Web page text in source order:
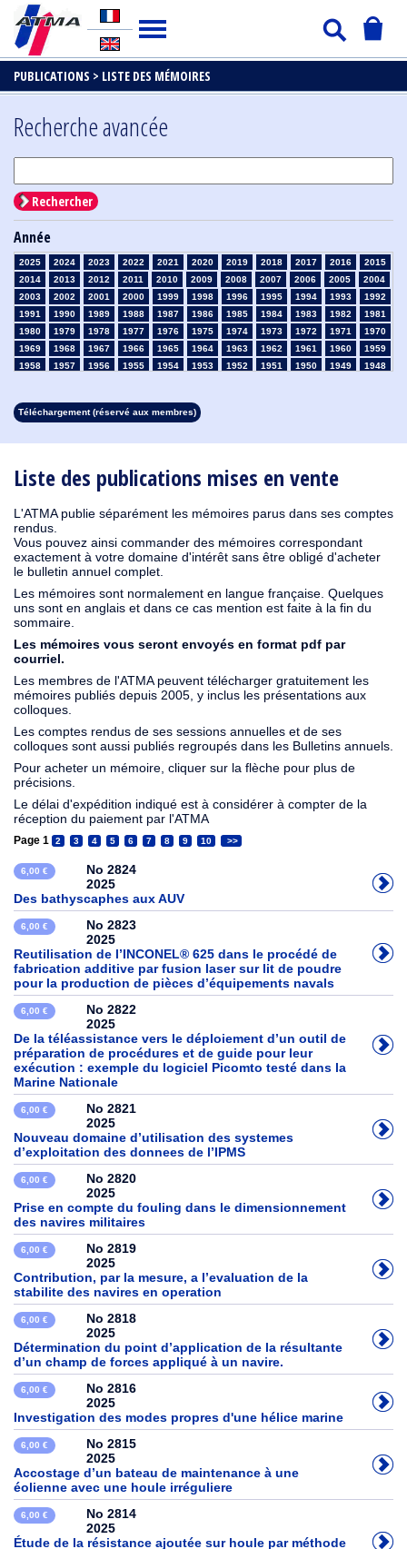
PUBLICATIONS > LISTE DES MÉMOIRES
Liste des publications mises en vente
L'ATMA publie séparément les mémoires parus dans ses comptes
rendus.
Vous pouvez ainsi commander des mémoires correspondant
exactement à votre domaine d'intérêt sans être obligé d'acheter
le bulletin annuel complet.
Les mémoires sont normalement en langue française. Quelques
uns sont en anglais et dans ce cas mention est faite à la fin du
sommaire.
Les mémoires vous seront envoyés en format pdf par
courriel.
Les membres de l'ATMA peuvent télécharger gratuitement les
mémoires publiés depuis 2005, y inclus les présentations aux
colloques.
Les comptes rendus de ses sessions annuelles et de ses
colloques sont aussi publiés regroupés dans les Bulletins annuels.
Pour acheter un mémoire, cliquer sur la flèche pour plus de
précisions.
Le délai d'expédition indiqué est à considérer à compter de la
réception du paiement par l'ATMA
Page 1 2 3 4 5 6 7 8 9 10 >>
6,00 €
No 2824
2025
Des bathyscaphes aux AUV
6,00 €
No 2823
2025
Reutilisation de l’INCONEL® 625 dans le procédé de
fabrication additive par fusion laser sur lit de poudre
pour la production de pièces d’équipements navals
6,00 €
No 2822
2025
De la téléassistance vers le déploiement d’un outil de
préparation de procédures et de guide pour leur
exécution : exemple du logiciel Picomto testé dans la
Marine Nationale
6,00 €
No 2821
2025
Nouveau domaine d’utilisation des systemes
d’exploitation des donnees de l’IPMS
6,00 €
No 2820
2025
Prise en compte du fouling dans le dimensionnement
des navires militaires
6,00 €
No 2819
2025
Contribution, par la mesure, a l’evaluation de la
stabilite des navires en operation
6,00 €
No 2818
2025
Détermination du point d’application de la résultante
d’un champ de forces appliqué à un navire.
6,00 €
No 2816
2025
Investigation des modes propres d'une hélice marine
6,00 €
No 2815
2025
Accostage d’un bateau de maintenance à une
éolienne avec une houle irréguliere
6,00 €
No 2814
2025
Étude de la résistance ajoutée sur houle par méthode
Recherche avancée
Rechercher
Année
2025 2024 2023 2022 2021 2020 2019 2018 2017 2016
2015
2014
2013 2012 2011 2010 2009 2008 2007 2006 2005
2004
2003
2002 2001 2000 1999 1998 1996 1995 1994 1993
1992
1991
1990 1989 1988 1987 1986 1985 1984 1983 1982
1981
1980
1979 1978 1977 1976 1975 1974 1973 1972 1971
1970
1969
1968 1967 1966 1965 1964 1963 1962 1961 1960
1959
1958
1957 1956 1955 1954 1953 1952 1951 1950 1949
1948
1913
1912 1911 1910 1909 1908
Téléchargement (réservé aux membres)